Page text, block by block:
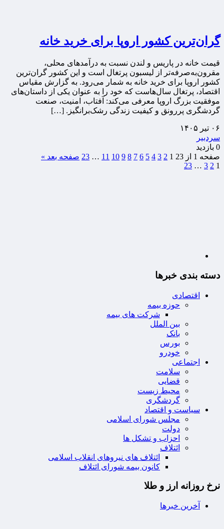
گران‌ترین کشور اروپا برای خرید خانه
قیمت خانه در پاریس و لندن نسبت به درآمدهای محلی،
مقرون‌به‌صرفه‌تر از لیسبون پرتغال است و این کشور گران‌ترین
کشور اروپا برای خرید خانه به شمار می‌رود. به گزارش مقیاس
اقتصاد، پرتغال سال‌هاست که خود را به عنوان یکی از داستان‌های
موفقیت بزرگ اروپا معرفی می‌کند: آفتاب، امنیت، صنعت
گردشگری پررونق و کیفیت زندگی رشک‌برانگیز. […]
۰۶ تیر ۱۴۰۵
سردبیر
0 بازدید
صفحه 1 از 23
1
2
3
4
5
6
7
8
9
10
11
…
23 صفحه بعد »
1
2
3
…
23
دسته بندی خبرها
اقتصادی
حوزه بیمه
شرکت های بیمه
بین الملل
بانک
بورس
خودرو
اجتماعی
سلامت
قضایی
محیط زیست
گردشگری
سیاست و اقتصاد
مجلس شورای اسلامی
دولت
احزاب و تشکل ها
ائتلاف
ائتلاف های نیروهای انقلاب اسلامی
کانون بیمه شورای ائتلاف
نرخ روزانه ارز و طلا
آخرین خبرها